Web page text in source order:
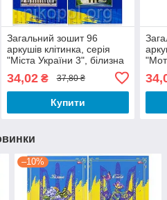
Загальний зошит 96
аркушів клітинка, серія
"Міста України 3", білизна
34,02₴ 37,80 ₴
Купити
–10%